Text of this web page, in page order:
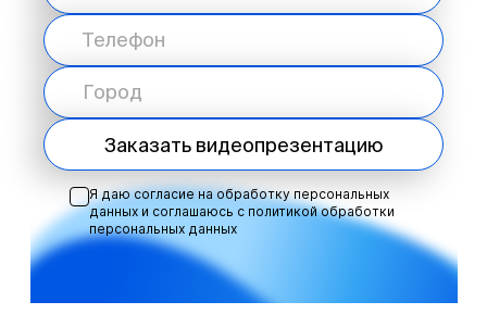
Заказать видеопрезентацию
Я даю согласие на обработку персональных
данных и соглашаюсь с политикой обработки
персональных данных